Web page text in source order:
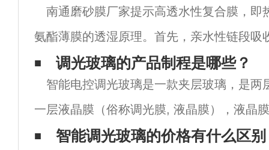
南通磨砂膜厂家提示高透水性复合膜，即
氨酯薄膜的透湿原理。首先，亲水性链段吸
的水分，通过亲水性链段的运动，将水分从
外层(即从高压扩散到低压)，然后将水分蒸
调光玻璃的产品制程是哪些？
智能电控调光玻璃是一款夹层玻璃，是两
一层液晶膜（俗称调光膜, 液晶膜），液晶
中间，使用EN使用一步法烤箱高温成型。
智能调光玻璃的价格有什么区